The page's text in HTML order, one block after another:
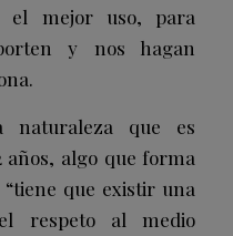
el mejor uso, para
y nos hagan
que es
años, algo que forma
que existir una
respeto al medio